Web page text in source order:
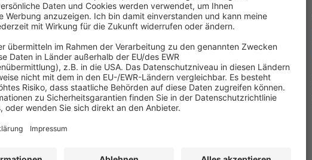
BHL-
Magazinvideo_neu
10. Juli 2020
Poster-BHL-
Magazinvideo_neu
Poster-BHL-
Magazinvideo_neu
BHL-
Magazinvideo